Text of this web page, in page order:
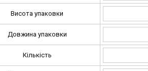
Висота упаковки
Довжина упаковки
Кількість